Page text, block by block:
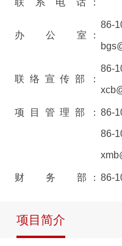
联 系 电 话：
办 公 室：
86-
联络宣传部：
86-
项目管理部： 86-
86-
财 务 部： 86-
项目简介